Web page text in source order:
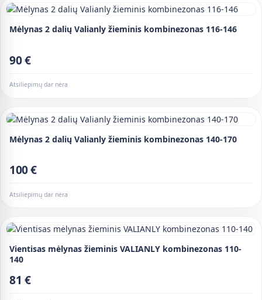
Mėlynas 2 dalių Valianly žieminis kombinezonas 116-146
90 €
Atsiliepimų dar nėra
Mėlynas 2 dalių Valianly žieminis kombinezonas 140-170
100 €
Atsiliepimų dar nėra
Vientisas mėlynas žieminis VALIANLY kombinezonas 110-
140
81 €